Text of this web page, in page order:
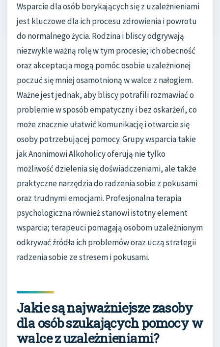
Wsparcie dla osób borykających się z uzależnieniami
jest kluczowe dla ich procesu zdrowienia i powrotu
do normalnego życia. Rodzina i bliscy odgrywają
niezwykle ważną rolę w tym procesie; ich obecność
oraz akceptacja mogą pomóc osobie uzależnionej
poczuć się mniej osamotnioną w walce z nałogiem.
Ważne jest jednak, aby bliscy potrafili rozmawiać o
problemie w sposób empatyczny i bez oskarżeń, co
może znacznie ułatwić komunikację i otwarcie się
osoby potrzebującej pomocy. Grupy wsparcia takie
jak Anonimowi Alkoholicy oferują nie tylko
możliwość dzielenia się doświadczeniami, ale także
praktyczne narzędzia do radzenia sobie z pokusami
oraz trudnymi emocjami. Profesjonalna terapia
psychologiczna również stanowi istotny element
wsparcia; terapeuci pomagają osobom uzależnionym
odkrywać źródła ich problemów oraz uczą strategii
radzenia sobie ze stresem i pokusami.
Jakie są najważniejsze zasoby
dla osób szukających pomocy w
walce z uzależnieniami?